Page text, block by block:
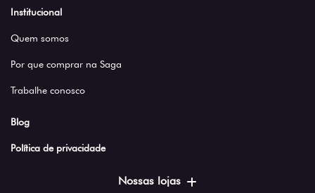
Institucional
Quem somos
Por que comprar na Saga
Trabalhe conosco
Blog
Política de privacidade
Nossas lojas